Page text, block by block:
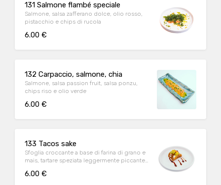
131 Salmone flambé speciale
Salmone, salsa zafferano dolce, olio rosso,
pistacchio e chips di rucola
6.00 €
132 Carpaccio, salmone, chia
Salmone, salsa passion fruit, salsa ponzu,
chips riso e olio verde
6.00 €
133 Tacos sake
Sfoglia croccante a base di farina di grano e
mais, tartare speziata leggermente piccante
teriyaki
6.00 €